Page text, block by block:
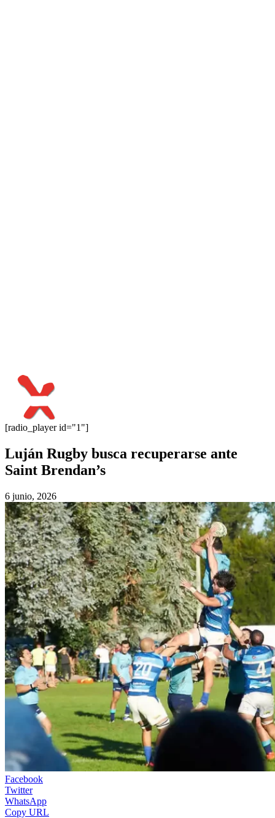
[radio_player id="1"]
Luján Rugby busca recuperarse ante
Saint Brendan’s
6 junio, 2026
Facebook
Twitter
WhatsApp
Copy URL